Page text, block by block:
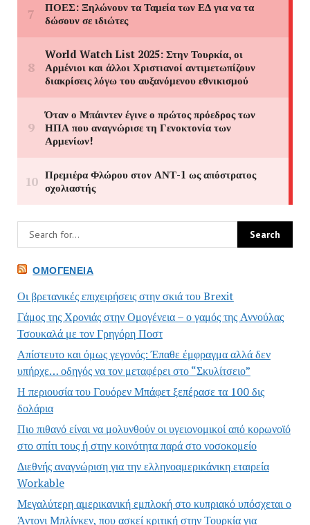
ΟΜΟΓΈΝΕΙΑ
Οι βρετανικές επιχειρήσεις στην σκιά του Brexit
Γάμος της Χρονιάς στην Ομογένεια – ο γαμός της Αννούλας
Τσουκαλά με τον Γρηγόρη Ποστ
Απίστευτο και όμως γεγονός: Έπαθε έμφραγμα αλλά δεν
υπήρχε… οδηγός να τον μεταφέρει στο “Σκυλίτσειο”
Η περιουσία του Γουόρεν Μπάφετ ξεπέρασε τα 100 δις
δολάρια
Πιο πιθανό είναι να μολυνθούν οι υγειονομικοί από κορωνοϊό
στο σπίτι τους ή στην κοινότητα παρά στο νοσοκομείο
Διεθνής αναγνώριση για την ελληνοαμερικάνικη εταιρεία
Workable
Μεγαλύτερη αμερικανική εμπλοκή στο κυπριακό υπόσχεται ο
Άντονι Μπλίνκεν, που ασκεί κριτική στην Τουρκία για